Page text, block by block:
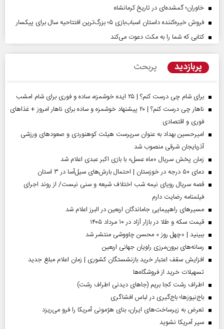
خاوران؛ گمشده‌ای در تاریخ کرمانشاه
فروش خیره‌کننده داستان اسباب‌بازی ۵؛ بزرگ‌ترین افتتاحیه سال برای پیکسار
کتابی که شما را به مکث دعوت می‌کند
پربازدید پربحث
برای شام چی درست کنم؟ | ۲۵ ایده خوشمزه، ساده و فوری برای شام امشب
ناهار چی درست کنم؟ | ۲۰ پیشنهاد خوشمزه و ساده برای ناهار امروز + غذاهای
فوری و اقتصادی
امیرحسین بهداد به عنوان سرپرست هیئت کوهنوردی و صعودهای ورزشی
آذربایجان شرقی منصوب شد
زمان پخش سریال «ماه عسل» با بازی اکبر عبدی اعلام شد
دمای ۵۰ درجه در خوزستان | احتمال بارش‌های سیل‌آسا در ۳ استان
قصه سریال رویای نیمه شب اختلاف شیعه و سنی نیست/ از روند اجرای
فیلمنامه رضایت دارم
مسیر‌های راهپیمایی جاماندگان اربعین در البرز اعلام شد
قیمت سکه و طلا در بازار آزاد در ۱۰ مرداد ۱۴۰۵
ببینید | «چهل روز » محسن چاووشی منتشر شد
رسانه‌های برون‌مرزی راویان جهانی اربعین
افزایش سقف اعتبار خرید بازنشستگان کشوری | زمان اعلام مبلغ جدید
تسهیلات خرید از فروشگاه‌ها
اطراف رشت کجا بریم (جاهای دیدنی اطراف رشت)
باج‌نیوزها؛ باج‌گیری در لباس افشاگری
تعرض به زیرساخت‌های ایران، بنای هژمونی آمریکا را فرو می‌ریزد
سپر آمریکا نشوید